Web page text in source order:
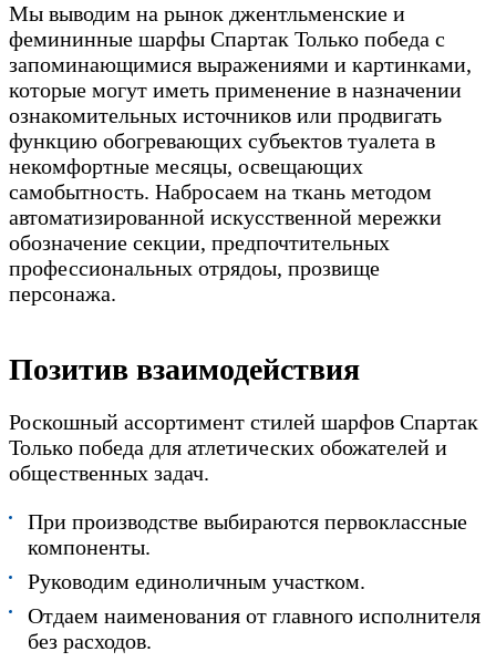
Мы выводим на рынок джентльменские и
фемининные шарфы Спартак Только победа с
запоминающимися выражениями и картинками,
которые могут иметь применение в назначении
ознакомительных источников или продвигать
функцию обогревающих субъектов туалета в
некомфортные месяцы, освещающих
самобытность. Набросаем на ткань методом
автоматизированной искусственной мережки
обозначение секции, предпочтительных
профессиональных отрядоы, прозвище
персонажа.
Позитив взаимодействия
Роскошный ассортимент стилей шарфов Спартак
Только победа для атлетических обожателей и
общественных задач.
При производстве выбираются первоклассные
компоненты.
Руководим единоличным участком.
Отдаем наименования от главного исполнителя
без расходов.